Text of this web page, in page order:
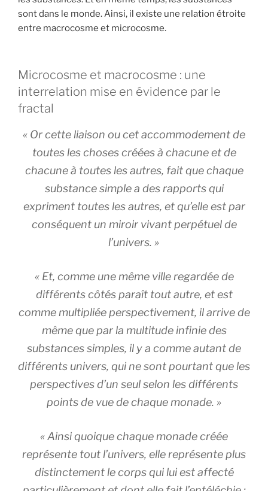
sont dans le monde. Ainsi, il existe une relation étroite
entre macrocosme et microcosme.
Microcosme et macrocosme : une
interrelation mise en évidence par le
fractal
« Or cette liaison ou cet accommodement de
toutes les choses créées à chacune et de
chacune à toutes les autres, fait que chaque
substance simple a des rapports qui
expriment toutes les autres, et qu’elle est par
conséquent un miroir vivant perpétuel de
l’univers. »
« Et, comme une même ville regardée de
différents côtés paraît tout autre, et est
comme multipliée perspectivement, il arrive de
même que par la multitude infinie des
substances simples, il y a comme autant de
différents univers, qui ne sont pourtant que les
perspectives d’un seul selon les différents
points de vue de chaque monade. »
« Ainsi quoique chaque monade créée
représente tout l’univers, elle représente plus
distinctement le corps qui lui est affecté